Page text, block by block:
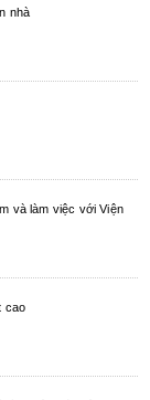
nhà
và làm việc với Viện
cao